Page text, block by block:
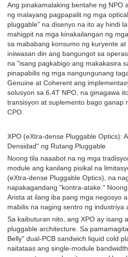
Ang pinakamalaking bentahe ng NPO
ng malayang pagpapalit ng mga
pluggable" na disenyo na ito ay hindi
mahigpit na mga kinakailangan ng
sa mababang konsumo ng kuryente
iniiwasan din ang bangungot sa
na "isang pagkabigo ang makakasira
pinapabilis ng mga nangungunang
Genuine at Coherent ang
solusyon sa 6.4T NPO, na ginagawa
transisyon at suplemento bago ganap
CPO.
XPO (eXtra-dense Pluggable Optics):
Densidad" ng Rutang Pluggable
Noong tila naaabot na ng mga
module ang kanilang pisikal na
(eXtra-dense Pluggable Optics), na
napakagandang "kontra-atake."
Arista at ilang iba pang mga negosyo
mabilis na naging sentro ng industriya
Sa kaibuturan nito, ang XPO ay isang
pluggable architecture. Sa
Belly" dual-PCB sandwich liquid cold
naitataas ang single-module